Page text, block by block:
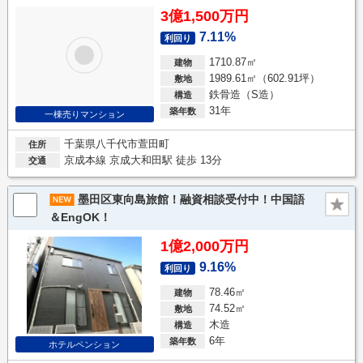
一棟売りマンション
3億1,500万円
利回り 7.11%
建物 1710.87㎡
敷地 1989.61㎡（602.91坪）
構造 鉄骨造（S造）
築年数 31年
住所 千葉県八千代市萱田町
交通 京成本線 京成大和田駅 徒歩 13分
墨田区東向島旅館！融資相談受付中！中国語
＆EngOK！
ホテルペンション
1億2,000万円
利回り 9.16%
建物 78.46㎡
敷地 74.52㎡
構造 木造
築年数 6年